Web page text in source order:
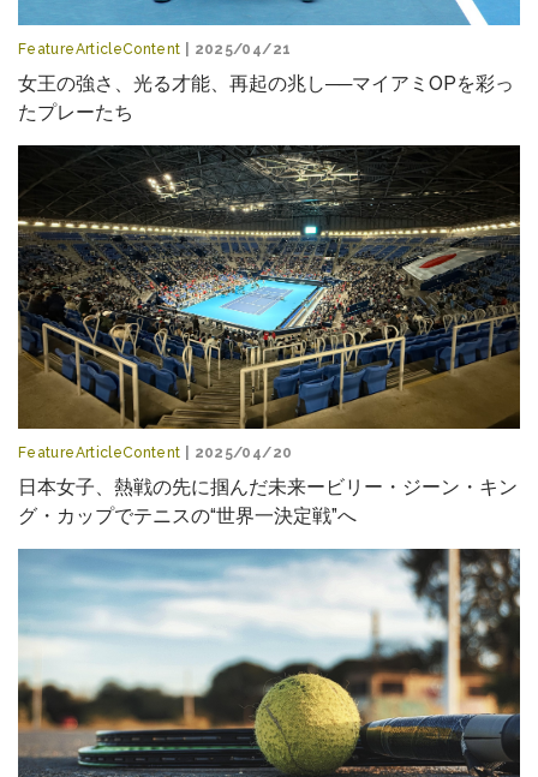
FeatureArticleContent | 2025/04/21
女王の強さ、光る才能、再起の兆し──マイアミOPを彩っ
たプレーたち
FeatureArticleContent | 2025/04/20
日本女子、熱戦の先に掴んだ未来ービリー・ジーン・キン
グ・カップでテニスの“世界一決定戦”へ